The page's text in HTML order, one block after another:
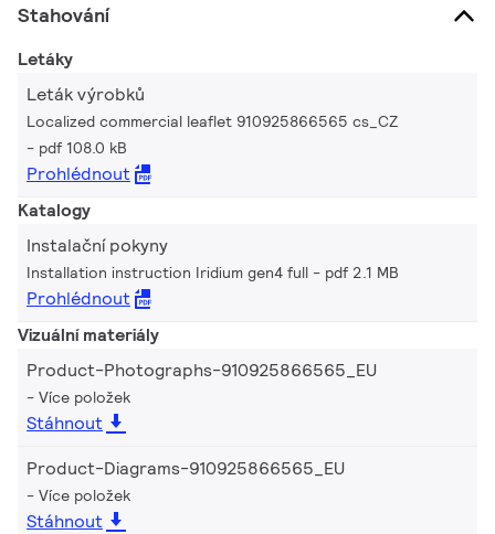
Stahování
Letáky
Leták výrobků
Localized commercial leaflet 910925866565 cs_CZ
pdf 108.0 kB
Prohlédnout
Katalogy
Instalační pokyny
Installation instruction Iridium gen4 full pdf 2.1 MB
Prohlédnout
Vizuální materiály
Product-Photographs-910925866565_EU
Více položek
Stáhnout
Product-Diagrams-910925866565_EU
Více položek
Stáhnout